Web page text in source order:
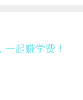
起赚学费！